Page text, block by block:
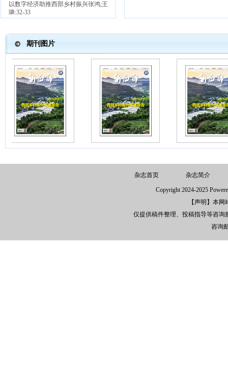
以数字经济助推西部乡村振兴张鸿;王
璐;32-33
理论探讨
华;34-36
精准教育：农村留守儿童教育扶贫路
径与对策黄婷;陈茜霖;37-38+42
浅论西安疫情防控歼灭战中的下沉精
神丁锐中;39
党史学习教育
新民主主义革命时期中共在广西的宣
传与调查研究陈伟扬;40-42
乡村振兴
乡村人才振兴的重要性与培育路径李
;43-45
乡村振兴战略视域下文旅融合的发展
路径探析——以陕西实践为例赵一
诺;46-48+54
期刊图片
杂志首页 杂志简介
Copyright 2024-2025
【声明】本
仅提供稿件整理、投稿指导等咨
咨询